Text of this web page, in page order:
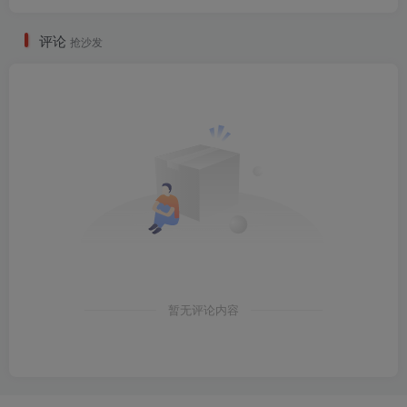
评论 抢沙发
暂无评论内容